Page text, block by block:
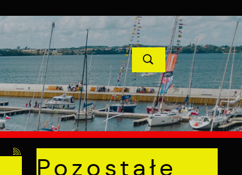
PROJEKTY UNIJNE KONTAKT
POPRZEDNI NASTĘPNY
Pozostałe